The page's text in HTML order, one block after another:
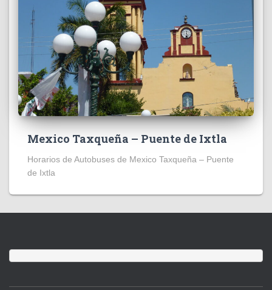
Mexico Taxqueña – Puente de Ixtla
Horarios de Autobuses de Mexico Taxqueña – Puente
de Ixtla